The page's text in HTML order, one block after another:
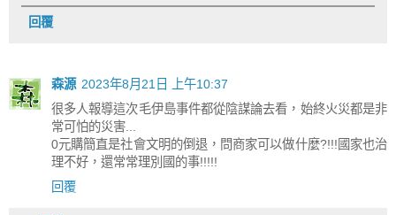
回覆
森源 2023年8月21日 上午10:37
很多人報導這次毛伊島事件都從陰謀論去看，始終火災都是非
常可怕的災害...
0元購簡直是社會文明的倒退，問商家可以做什麼?!!!國家也治
理不好，還常常理別國的事!!!!!
回覆